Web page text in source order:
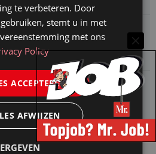
te verbeteren. Door
stemt u in met
met ons
Policy
ACCEPTEREN
AFWIJZEN